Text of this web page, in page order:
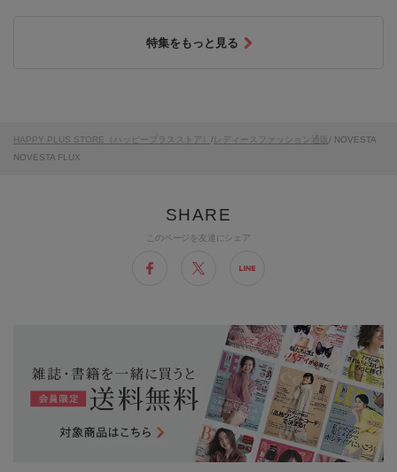
このページを友達にシェア
特集をもっと見る
HAPPY PLUS STORE（ハッピープラスストア） / レディースファッション通販/ NOVESTA
NOVESTA FLUX